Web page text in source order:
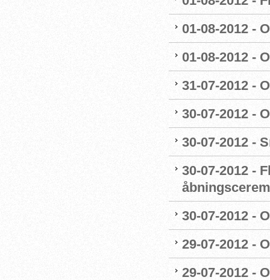
01-08-2012 -
01-08-2012 -
31-07-2012 -
30-07-2012 -
30-07-2012 -
30-07-2012 -
30-07-2012 -
29-07-2012 -
29-07-2012 -